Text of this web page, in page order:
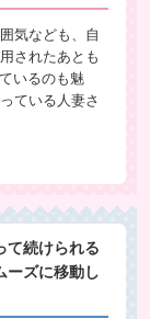
気なども、自
されたあとも
いるのも魅
ている人妻さ
て続けられる
ーズに移動し